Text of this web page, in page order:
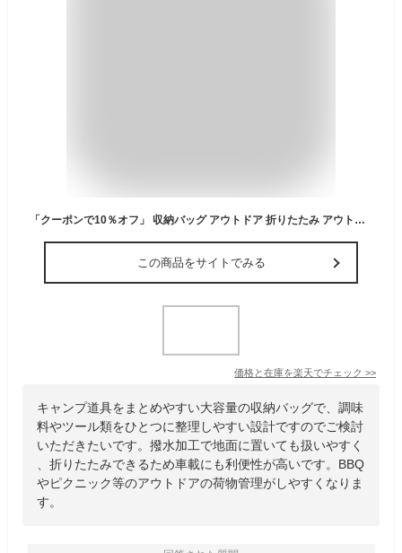
「クーポンで10％オフ」 収納バッグ アウトドア 折りたたみ アウトドア収納バッグ ツールボックス キャンプ用品 大容量 大きい 収納ボックス 収納 収納バッグ アウトドア 防水 レジャー 調味料 バーベキュー BBQ ピクニック 30L 42L 撥水加工 バック
この商品をサイトでみる
価格と在庫を楽天でチェック >>
キャンプ道具をまとめやすい大容量の収納バッグで、調味
料やツール類をひとつに整理しやすい設計ですのでご検討
いただきたいです。撥水加工で地面に置いても扱いやすく
、折りたたみできるため車載にも利便性が高いです。BBQ
やピクニック等のアウトドアの荷物管理がしやすくなりま
す。